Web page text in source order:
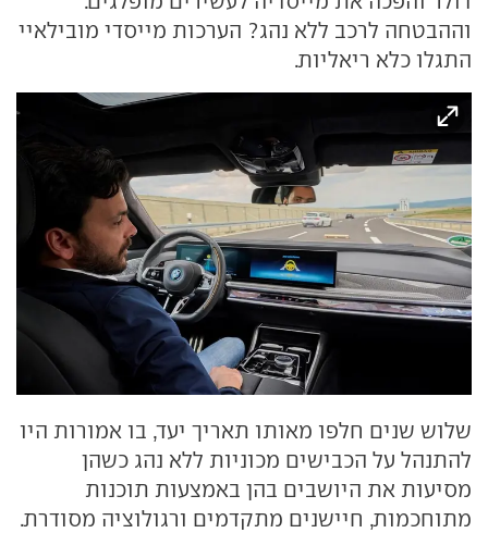
וההבטחה לרכב ללא נהג? הערכות מייסדי מובילאיי
התגלו כלא ריאליות.
שלוש שנים חלפו מאותו תאריך יעד, בו אמורות היו
להתנהל על הכבישים מכוניות ללא נהג כשהן
מסיעות את היושבים בהן באמצעות תוכנות
מתוחכמות, חיישנים מתקדמים ורגולוציה מסודרת.